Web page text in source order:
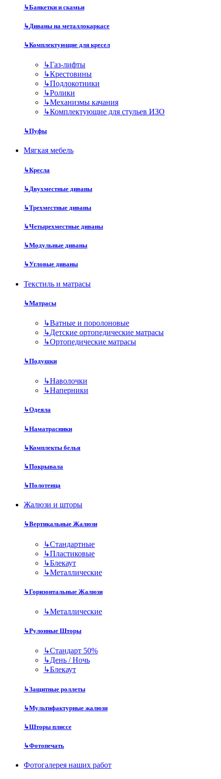
↳Банкетки и скамьи
↳Диваны на металлокаркасе
↳Комплектующие для кресел
↳Газ-лифты
↳Крестовины
↳Подлокотники
↳Ролики
↳Механизмы качания
↳Комплектующие для стульев ИЗО
↳Пуфы
Мягкая мебель
↳Кресла
↳Двухместные диваны
↳Трехместные диваны
↳Четырехместные диваны
↳Модульные диваны
↳Угловые диваны
Текстиль и матрасы
↳Матрасы
↳Ватные и поролоновые
↳Детские ортопедические матрасы
↳Ортопедические матрасы
↳Подушки
↳Наволочки
↳Наперники
↳Одеяла
↳Наматрасники
↳Комплекты белья
↳Покрывала
↳Полотенца
Жалюзи и шторы
↳Вертикальные Жалюзи
↳Стандартные
↳Пластиковые
↳Блекаут
↳Металлические
↳Горизонтальные Жалюзи
↳Металлические
↳Рулонные Шторы
↳Стандарт 50%
↳День / Ночь
↳Блекаут
↳Защитные роллеты
↳Мультифактурные жалюзи
↳Шторы плиссе
↳Фотопечать
Фотогалерея наших работ